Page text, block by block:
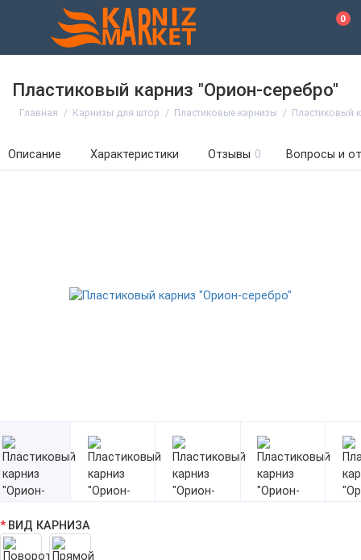
0
Пластиковый карниз "Орион-серебро"
Главная Карнизы для штор Пластиковые карнизы Пластиковый
Описание Характеристики Отзывы 0 Вопросы и
ВИД КАРНИЗА